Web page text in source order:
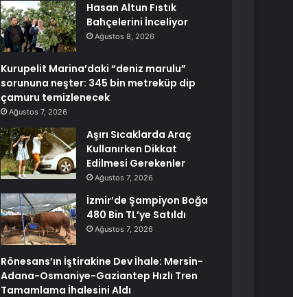
Hasan Altun Fıstık
Bahçelerini İnceliyor
Ağustos 8, 2026
Kurupelit Marina’daki “deniz marulu”
sorununa neşter: 345 bin metreküp dip
çamuru temizlenecek
Ağustos 7, 2026
Aşırı Sıcaklarda Araç
Kullanırken Dikkat
Edilmesi Gerekenler
Ağustos 7, 2026
İzmir’de Şampiyon Boğa
480 Bin TL’ye Satıldı
Ağustos 7, 2026
Rönesans’ın İştirakine Dev İhale: Mersin-
Adana-Osmaniye-Gaziantep Hızlı Tren
Tamamlama İhalesini Aldı